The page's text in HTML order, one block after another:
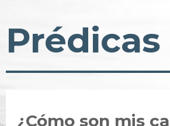
Prédicas
¿Cómo son mis